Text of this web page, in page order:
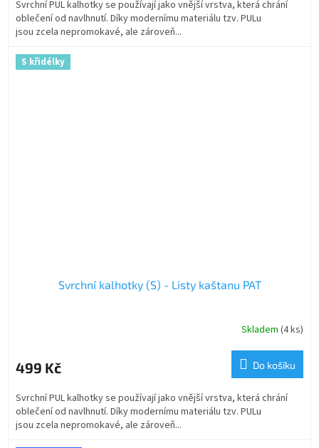
Svrchní PUL kalhotky se používají jako vnější vrstva, která chrání
oblečení od navlhnutí. Díky modernímu materiálu tzv. PULu
jsou zcela nepromokavé, ale zároveň...
S křidélky
Svrchní kalhotky (S) - Listy kaštanu PAT
Skladem (4 ks)
499 Kč Do košíku
Svrchní PUL kalhotky se používají jako vnější vrstva, která chrání
oblečení od navlhnutí. Díky modernímu materiálu tzv. PULu
jsou zcela nepromokavé, ale zároveň...